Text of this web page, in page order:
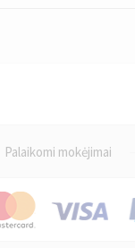
Palaikomi mokėjimai